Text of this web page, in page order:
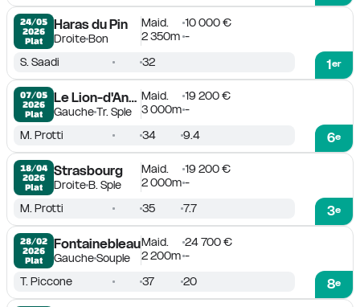
24/05
2026
Plat
Haras du Pin
DroiteBon
Maid.
10 000 €
2 350m -
1er
S. Saadi 32
07/05
2026
Plat
Le Lion-d'Angers
GaucheTr. Sple
Maid.
19 200 €
3 000m -
6e
M. Protti 34 9.4
18/04
2026
Plat
Strasbourg
DroiteB. Sple
Maid.
19 200 €
2 000m -
3e
M. Protti 35 7.7
28/02
2026
Plat
Fontainebleau
GaucheSouple
Maid.
24 700 €
2 200m -
8e
T. Piccone 37 20